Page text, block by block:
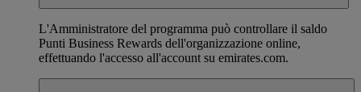
L'Amministratore del programma può controllare il saldo
Punti Business Rewards dell'organizzazione online,
effettuando l'accesso all'account su emirates.com.